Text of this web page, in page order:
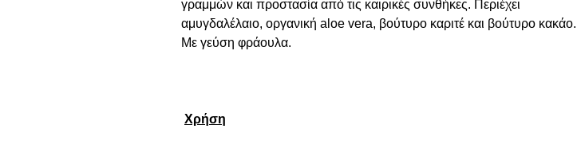
γραμμών και προστασία από τις καιρικές συνθήκες. Περιέχει
αμυγδαλέλαιο, οργανική aloe vera, βούτυρο καριτέ και βούτυρο κακάο.
Με γεύση φράουλα.
Χρήση